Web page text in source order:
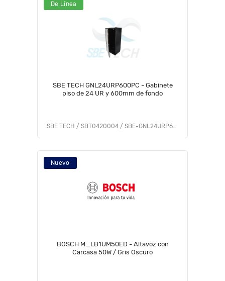
De Línea
SBE TECH GNL24URP600PC - Gabinete
piso de 24 UR y 600mm de fondo
SBE TECH / SBT0420004 / SBE-GNL24URP600PC
Nuevo
BOSCH M_LB1UM50ED - Altavoz con
Carcasa 50W / Gris Oscuro